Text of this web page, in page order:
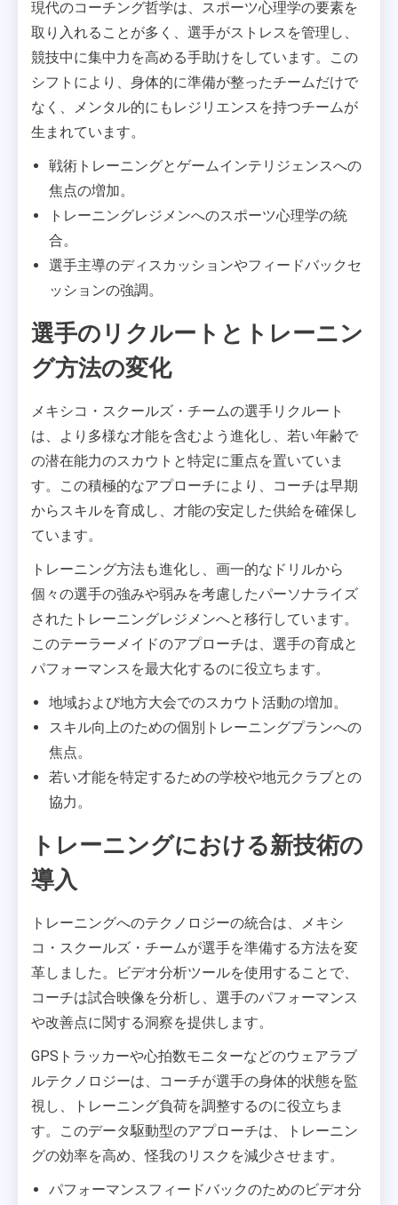
現代のコーチング哲学は、スポーツ心理学の要素を
取り入れることが多く、選手がストレスを管理し、
競技中に集中力を高める手助けをしています。この
シフトにより、身体的に準備が整ったチームだけで
なく、メンタル的にもレジリエンスを持つチームが
生まれています。
戦術トレーニングとゲームインテリジェンスへの
焦点の増加。
トレーニングレジメンへのスポーツ心理学の統
合。
選手主導のディスカッションやフィードバックセ
ッションの強調。
選手のリクルートとトレーニン
グ方法の変化
メキシコ・スクールズ・チームの選手リクルート
は、より多様な才能を含むよう進化し、若い年齢で
の潜在能力のスカウトと特定に重点を置いていま
す。この積極的なアプローチにより、コーチは早期
からスキルを育成し、才能の安定した供給を確保し
ています。
トレーニング方法も進化し、画一的なドリルから
個々の選手の強みや弱みを考慮したパーソナライズ
されたトレーニングレジメンへと移行しています。
このテーラーメイドのアプローチは、選手の育成と
パフォーマンスを最大化するのに役立ちます。
地域および地方大会でのスカウト活動の増加。
スキル向上のための個別トレーニングプランへの
焦点。
若い才能を特定するための学校や地元クラブとの
協力。
トレーニングにおける新技術の
導入
トレーニングへのテクノロジーの統合は、メキシ
コ・スクールズ・チームが選手を準備する方法を変
革しました。ビデオ分析ツールを使用することで、
コーチは試合映像を分析し、選手のパフォーマンス
や改善点に関する洞察を提供します。
GPSトラッカーや心拍数モニターなどのウェアラブ
ルテクノロジーは、コーチが選手の身体的状態を監
視し、トレーニング負荷を調整するのに役立ちま
す。このデータ駆動型のアプローチは、トレーニン
グの効率を高め、怪我のリスクを減少させます。
パフォーマンスフィードバックのためのビデオ分